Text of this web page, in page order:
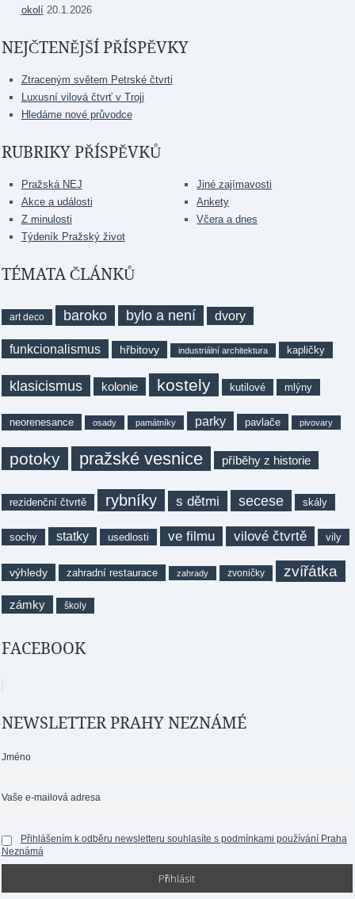
okolí 20.1.2026
NEJČTENĚJŠÍ PŘÍSPĚVKY
Ztraceným světem Petrské čtvrti
Luxusní vilová čtvrť v Troji
Hledáme nové průvodce
RUBRIKY PŘÍSPĚVKŮ
Pražská NEJ
Akce a události
Z minulosti
Týdeník Pražský život
Jiné zajímavosti
Ankety
Včera a dnes
TÉMATA ČLÁNKŮ
art deco baroko bylo a není dvory
funkcionalismus hřbitovy industriální architektura kapličky
klasicismus kolonie kostely kutilové mlýny
neorenesance osady památníky parky pavlače pivovary
potoky pražské vesnice příběhy z historie
rezidenční čtvrtě rybníky s dětmi secese skály
sochy statky usedlosti ve filmu vilové čtvrtě vily
výhledy zahradní restaurace zahrady zvoničky zvířátka
zámky školy
FACEBOOK
NEWSLETTER PRAHY NEZNÁMÉ
Jméno
Vaše e-mailová adresa
Přihlášením k odběru newsletteru souhlasíte s podmínkami používání Praha
Neznámá